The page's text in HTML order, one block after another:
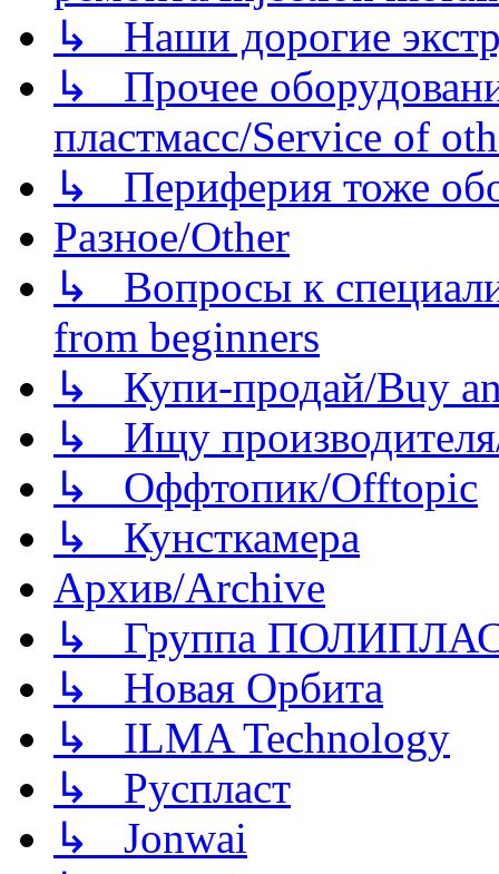
↳ Наши дорогие
↳ Прочее
пластмасс/Service of
↳ Периферия тоже
Разное/Other
↳ Вопросы к
from beginners
↳ Купи-продай/Buy
↳ Ищу
↳ Оффтопик/Offtopic
↳ Кунсткамера
Архив/Archive
↳ Группа
↳ Новая Орбита
↳ ILMA Technology
↳ Руспласт
↳ Jonwai